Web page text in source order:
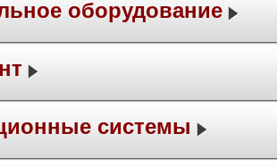
оборудование
системы